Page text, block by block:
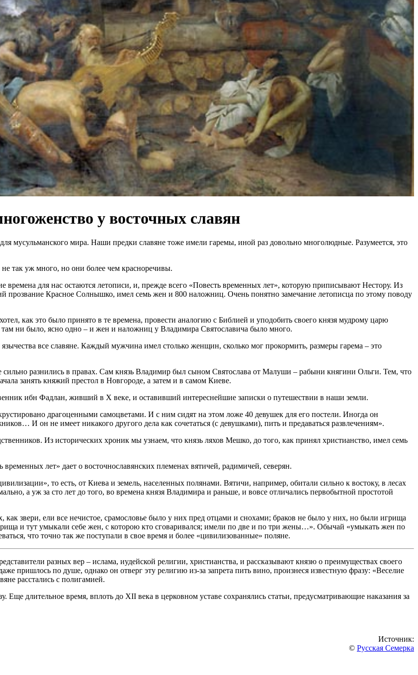
у восточных славян
мусульманского мира. Наши предки славяне тоже имели гаремы, иной раз довольно многолюдные. Разумеется, это
так уж много, но они более чем красноречивы.
для нас остаются летописи, и, прежде всего «Повесть временных лет», которую приписывают Нестору. Из
прозвание Красное Солнышко, имел семь жен и 800 наложниц. Очень понятно замечание летописца по этому поводу
как это было принято в те времена, провести аналогию с Библией и уподобить своего князя мудрому царю
ни было, ясно одно – и жен и наложниц у Владимира Святославича было много.
все славяне. Каждый мужчина имел столько женщин, сколько мог прокормить, размеры гарема – это
разнились в правах. Сам князь Владимир был сыном Святослава от Малуши – рабыни княгини Ольги. Тем, что
занять княжий престол в Новгороде, а затем и в самом Киеве.
ибн Фадлан, живший в X веке, и оставивший интереснейшие записки о путешествии в наши земли.
драгоценными самоцветами. И с ним сидят на этом ложе 40 девушек для его постели. Иногда он
И он не имеет никакого другого дела как сочетаться (с девушками), пить и предаваться развлечениям».
Из исторических хроник мы узнаем, что князь ляхов Мешко, до того, как принял христианство, имел семь
лет» дает о восточнославянских племенах вятичей, радимичей, северян.
то есть, от Киева и земель, населенных полянами. Вятичи, например, обитали сильно к востоку, в лесах
а уж за сто лет до того, во времена князя Владимира и раньше, и вовсе отличались первобытной простотой
звери, ели все нечистое, срамословье было у них пред отцами и снохами; браков не было у них, но были игрища
и тут умыкали себе жен, с которою кто сговаривался; имели по две и по три жены…». Обычай «умыкать жен по
что точно так же поступали в свое время и более «цивилизованные» поляне.
разных вер – ислама, иудейской религии, христианства, и рассказывают князю о преимуществах своего
пришлось по душе, однако он отверг эту религию из-за запрета пить вино, произнеся известную фразу: «Веселие
расстались с полигамией.
длительное время, вплоть до XII века в церковном уставе сохранялись статьи, предусматривающие наказания за
Источник:
© Русская Семерка